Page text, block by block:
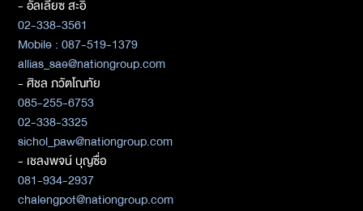
- อัลเลียซ สะอิ
02-338-3561
Mobile : 087-519-1379
allias_sae@nationgroup.com
- ศิชล ภวัตโณทัย
085-255-6753
02-338-3325
sichol_paw@nationgroup.com
- เชลงพจน์ บุญซื่อ
081-934-2937
chalengpot@nationgroup.com